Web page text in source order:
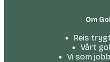
Om
Reis
Vårt
Vi som